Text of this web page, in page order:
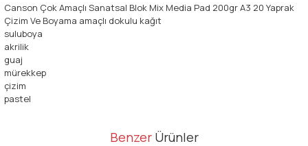
Canson Çok Amaçlı Sanatsal Blok Mix Media Pad 200gr A3 20 Yaprak
Çizim Ve Boyama amaçlı dokulu kağıt
suluboya
akrilik
guaj
mürekkep
çizim
pastel
Bu ürünün fiyat bilgisi, resim, ürün açıklamalarında ve diğer
Benzer Ürünler